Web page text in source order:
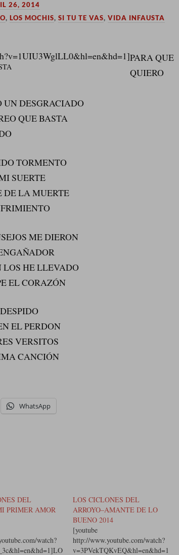
26, 2014
,LOS MOCHIS,SI TU TE VAS,VIDA INFAUSTA
PARA QUE
QUIERO
UN DESGRACIADO
QUE BASTA
TORMENTO
SUERTE
DE LA MUERTE
ME DIERON
LOS HE LLEVADO
EL CORAZÓN
EL PERDON
VERSITOS
CANCIÓN
WhatsApp
DEL
PRIMER AMOR
watch?
LOS CICLONES DEL
ARROYO–AMANTE DE LO
BUENO 2014
[youtube
http://www.youtube.com/watch?
v=3PVekTQKvEQ&hl=en&hd=1